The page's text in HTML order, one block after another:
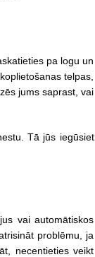
pa logu un
telpas,
jums saprast, vai
Tā jūs iegūsiet
vai automātiskos
problēmu, ja
necentieties veikt